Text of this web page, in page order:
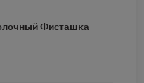
Фисташка